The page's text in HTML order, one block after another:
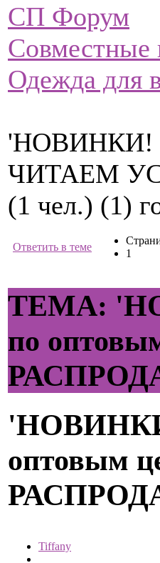
СП Форум
Совместные
Одежда для
'НОВИНКИ!
ЧИТАЕМ
(1 чел.) (1)
Ответить в теме
1
ТЕМА:
по
'НОВИНКИ!
оптовым
Tiffany